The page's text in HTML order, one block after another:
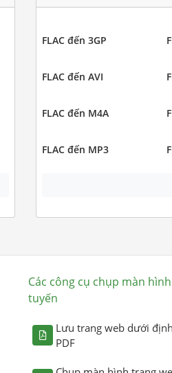
FLAC đến 3GP
FLAC đến AVI
FLAC đến M4A
FLAC đến MP3
Các công cụ chụp màn
tuyến
Lưu trang web dưới
PDF